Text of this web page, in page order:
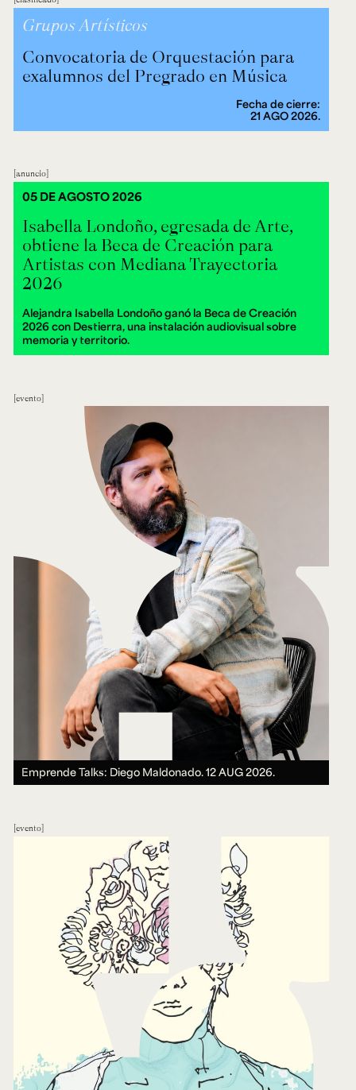
Grupos Artísticos
Convocatoria de Orquestación para
exalumnos del Pregrado en Música
Fecha de cierre:
21 AGO 2026.
anuncio
Isabella Londoño, egresada de Arte,
obtiene la Beca de Creación para
Artistas con Mediana Trayectoria
2026
Alejandra Isabella Londoño ganó la Beca de Creación
2026 con Destierra, una instalación audiovisual sobre
memoria y territorio.
05 DE AGOSTO 2026
evento
Emprende Talks: Diego Maldonado.12 AUG 2026.
evento